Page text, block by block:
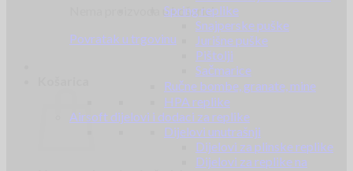
Nema proizvoda u košarici.
Povratak u trgovinu
Spring replike
Snajperske puške
Jurišne puške
Pištolji
Sačmarice
Ručne bombe, granate, mine
HPA replike
Airsoft dijelovi i dodaci za replike
Dijelovi unutrašnji
Dijelovi za plinske replike
Dijelovi za replike na